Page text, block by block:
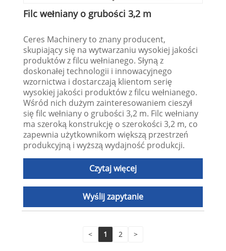
Filc wełniany o grubości 3,2 m
Ceres Machinery to znany producent,
skupiający się na wytwarzaniu wysokiej jakości
produktów z filcu wełnianego. Słyną z
doskonałej technologii i innowacyjnego
wzornictwa i dostarczają klientom serię
wysokiej jakości produktów z filcu wełnianego.
Wśród nich dużym zainteresowaniem cieszył
się filc wełniany o grubości 3,2 m. Filc wełniany
ma szeroką konstrukcję o szerokości 3,2 m, co
zapewnia użytkownikom większą przestrzeń
produkcyjną i wyższą wydajność produkcji.
Czytaj więcej
Wyślij zapytanie
< 1 2 >